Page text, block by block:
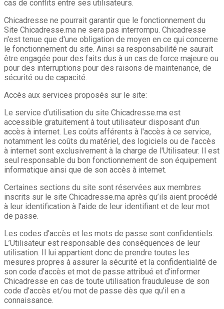
cas de conflits entre ses utilisateurs.
Chicadresse ne pourrait garantir que le fonctionnement du
Site Chicadresse.ma ne sera pas interrompu. Chicadresse
n'est tenue que d'une obligation de moyen en ce qui concerne
le fonctionnement du site. Ainsi sa responsabilité ne saurait
être engagée pour des faits dus à un cas de force majeure ou
pour des interruptions pour des raisons de maintenance, de
sécurité ou de capacité.
Accès aux services proposés sur le site:
Le service d’utilisation du site Chicadresse.ma est
accessible gratuitement à tout utilisateur disposant d'un
accès à internet. Les coûts afférents à l'accès à ce service,
notamment les coûts du matériel, des logiciels ou de l’accès
à internet sont exclusivement à la charge de l'Utilisateur. Il est
seul responsable du bon fonctionnement de son équipement
informatique ainsi que de son accès à internet.
Certaines sections du site sont réservées aux membres
inscrits sur le site Chicadresse.ma après qu’ils aient procédé
à leur identification à l'aide de leur identifiant et de leur mot
de passe.
Les codes d'accès et les mots de passe sont confidentiels.
L’Utilisateur est responsable des conséquences de leur
utilisation. Il lui appartient donc de prendre toutes les
mesures propres à assurer la sécurité et la confidentialité de
son code d'accès et mot de passe attribué et d’informer
Chicadresse en cas de toute utilisation frauduleuse de son
code d'accès et/ou mot de passe dès que qu’il en a
connaissance.